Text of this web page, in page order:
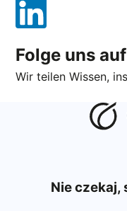
Folge uns auf
Wir teilen Wissen,
Nie